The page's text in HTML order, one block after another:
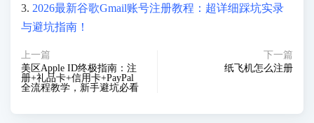
3. 2026最新谷歌Gmail账号注册教程：超详细踩坑实录
与避坑指南！
上一篇
美区Apple ID终极指南：注
册+礼品卡+信用卡+PayPal
全流程教学，新手避坑必看
下一篇
纸飞机怎么注册